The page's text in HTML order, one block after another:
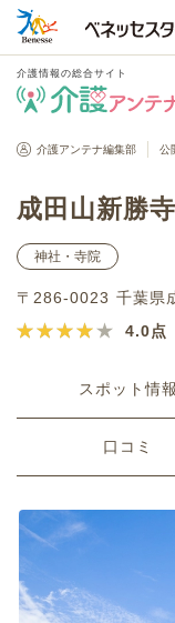
介護情報の総合サイト
介護情報の総合サイト
介護アンテナ編集部 公
成田山新勝
神社・寺院
〒286-0023 千葉県
4.0点
スポット情報
口コミ